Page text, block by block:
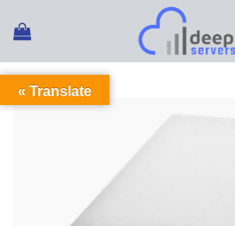
Translate »